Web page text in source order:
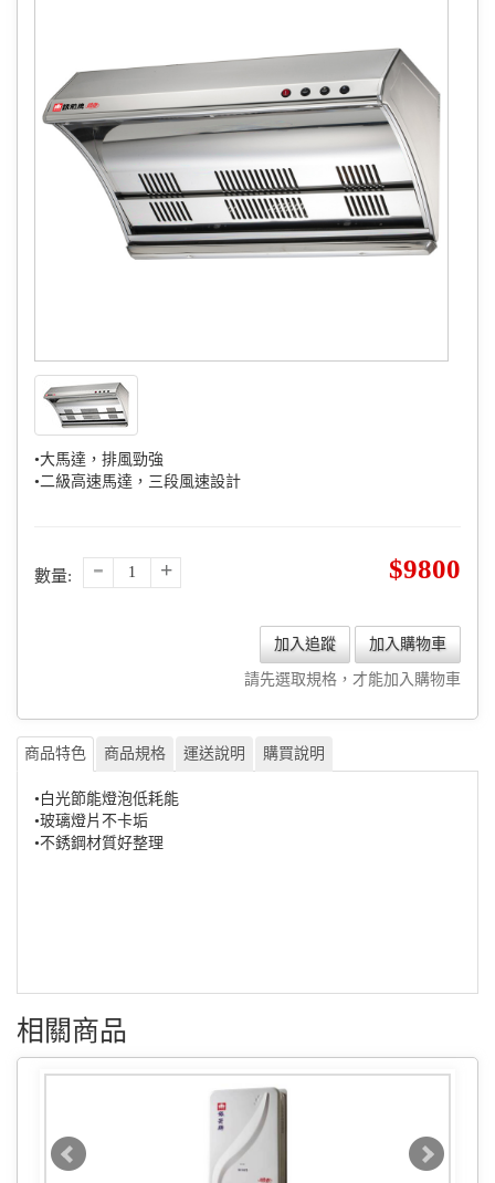
•大馬達，排風勁強
•二級高速馬達，三段風速設計
9800
數量: - +
加入追蹤 加入購物車
請先選取規格，才能加入購物車
商品特色 商品規格 運送說明 購買說明
•白光節能燈泡低耗能
•玻璃燈片不卡垢
•不銹鋼材質好整理
相關商品